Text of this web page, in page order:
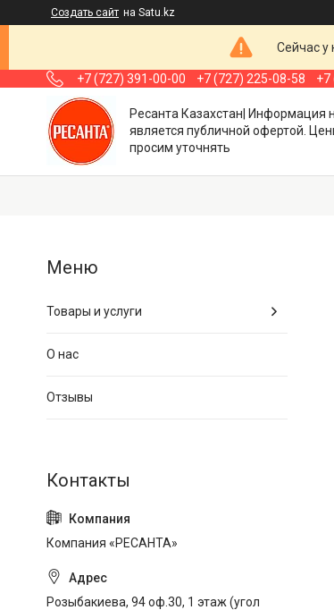
Создать сайт на Satu.kz
Сейчас у
+7 (727) 391-00-00 +7 (727) 225-08-58 +7
Ресанта Казахстан| Информация
является публичной офертой.
просим уточнять
Товары и услуги
О нас
Отзывы
Компания «РЕСАНТА»
Розыбакиева, 94 оф.30, 1 этаж (угол